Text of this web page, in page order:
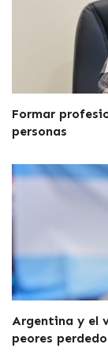
Formar
personas
Argentina y el
peores